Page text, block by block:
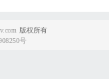
版权所有
号